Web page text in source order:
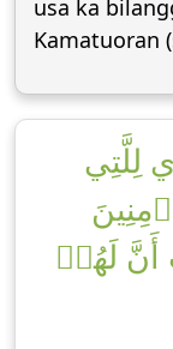
usa ka
Kamatuoran
لِلَّتِي
أَنَّ لَهُمۡ